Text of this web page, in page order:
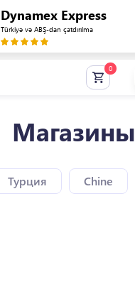
Dynamex Express
Türkiyə və ABŞ-dan çatdırılma
Магазины
Турция Chine